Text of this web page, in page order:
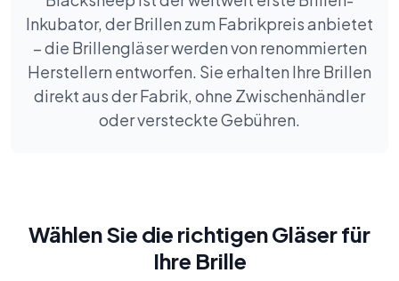
Inkubator, der Brillen zum Fabrikpreis anbietet
– die Brillengläser werden von renommierten
Herstellern entworfen. Sie erhalten Ihre Brillen
direkt aus der Fabrik, ohne Zwischenhändler
oder versteckte Gebühren.
Wählen Sie die richtigen Gläser für
Ihre Brille